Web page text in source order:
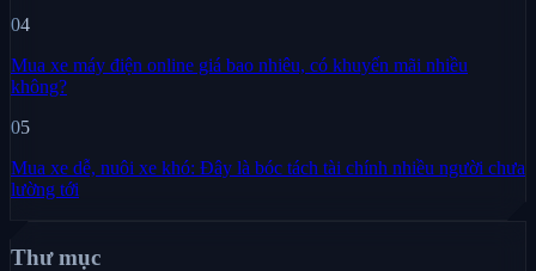
04
Mua xe máy điện online giá bao nhiêu, có khuyến mãi nhiều
không?
05
Mua xe dễ, nuôi xe khó: Đây là bóc tách tài chính nhiều người chưa
lường tới
Thư mục